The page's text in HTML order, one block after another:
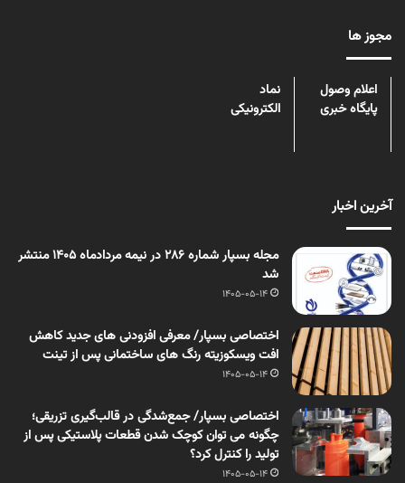
مجوز ها
اعلام وصول
پایگاه خبری
نماد
الکترونیکی
آخرین اخبار
مجله بسپار شماره 286 در نیمه مردادماه 1405 منتشر
شد
1405-05-14
اختصاصی بسپار/ معرفی افزودنی های جدید کاهش
افت ویسکوزیته رنگ های ساختمانی پس از تینت
1405-05-14
اختصاصی بسپار/ جمع‌شدگی در قالب‌گیری تزریقی؛
چگونه می توان کوچک شدن قطعات پلاستیکی پس از
تولید را کنترل کرد؟
1405-05-14